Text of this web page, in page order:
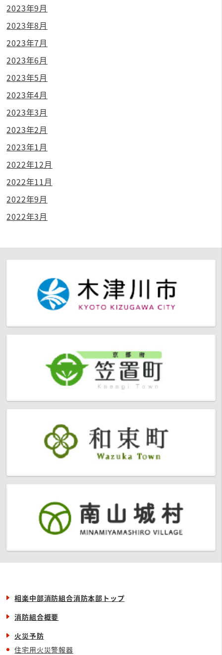
2023年9月
2023年8月
2023年7月
2023年6月
2023年5月
2023年4月
2023年3月
2023年2月
2023年1月
2022年12月
2022年11月
2022年9月
2022年3月
相楽中部消防組合消防本部トップ
消防組合概要
火災予防
住宅用火災警報器